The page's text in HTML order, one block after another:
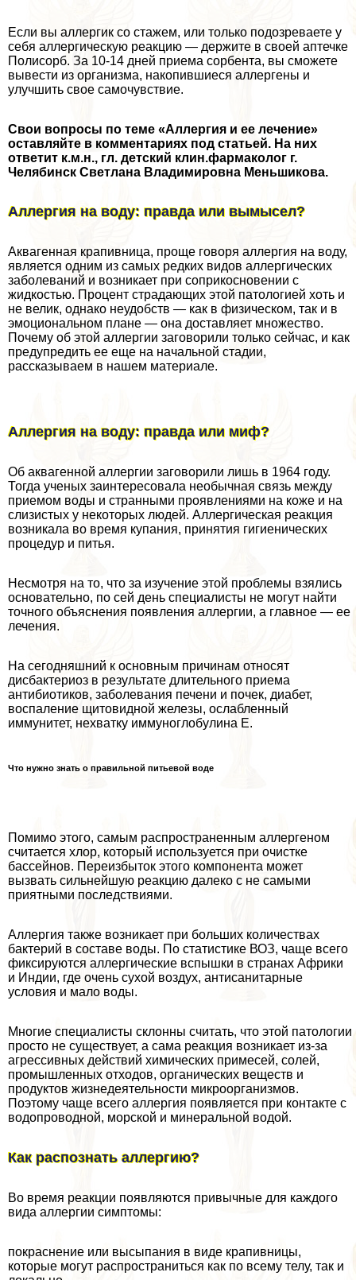
Если вы аллергик со стажем, или только подозреваете у
себя аллергическую реакцию — держите в своей аптечке
Полисорб. За 10-14 дней приема сорбента, вы сможете
вывести из организма, накопившиеся аллергены и
улучшить свое самочувствие.
Свои вопросы по теме «Аллергия и ее лечение»
оставляйте в комментариях под статьей. На них
ответит к.м.н., гл. детский клин.фармаколог г.
Челябинск Светлана Владимировна Меньшикова.
Аллергия на воду: правда или вымысел?
Аквагенная крапивница, проще говоря аллергия на воду,
является одним из самых редких видов аллергических
заболеваний и возникает при соприкосновении с
жидкостью. Процент страдающих этой патологией хоть и
не велик, однако неудобств — как в физическом, так и в
эмоциональном плане — она доставляет множество.
Почему об этой аллергии заговорили только сейчас, и как
предупредить ее еще на начальной стадии,
рассказываем в нашем материале.
Аллергия на воду: правда или миф?
Об аквагенной аллергии заговорили лишь в 1964 году.
Тогда ученых заинтересовала необычная связь между
приемом воды и странными проявлениями на коже и на
слизистых у некоторых людей. Аллергическая реакция
возникала во время купания, принятия гигиенических
процедур и питья.
Несмотря на то, что за изучение этой проблемы взялись
основательно, по сей день специалисты не могут найти
точного объяснения появления аллергии, а главное — ее
лечения.
На сегодняшний к основным причинам относят
дисбактериоз в результате длительного приема
антибиотиков, заболевания печени и почек, диабет,
воспаление щитовидной железы, ослабленный
иммунитет, нехватку иммуноглобулина Е.
Что нужно знать о правильной питьевой воде
Помимо этого, самым распространенным аллергеном
считается хлор, который используется при очистке
бассейнов. Переизбыток этого компонента может
вызвать сильнейшую реакцию далеко с не самыми
приятными последствиями.
Аллергия также возникает при больших количествах
бактерий в составе воды. По статистике ВОЗ, чаще всего
фиксируются аллергические вспышки в странах Африки
и Индии, где очень сухой воздух, антисанитарные
условия и мало воды.
Многие специалисты склонны считать, что этой патологии
просто не существует, а сама реакция возникает из-за
агрессивных действий химических примесей, солей,
промышленных отходов, органических веществ и
продуктов жизнедеятельности микроорганизмов.
Поэтому чаще всего аллергия появляется при контакте с
водопроводной, морской и минеральной водой.
Как распознать аллергию?
Во время реакции появляются привычные для каждого
вида аллергии симптомы:
покраснение или высыпания в виде крапивницы,
которые могут распространиться как по всему телу, так и